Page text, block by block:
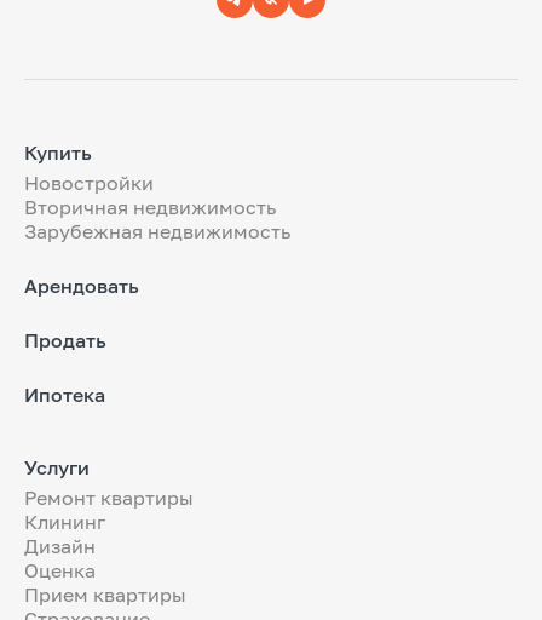
Купить
Новостройки
Вторичная недвижимость
Зарубежная недвижимость
Арендовать
Продать
Ипотека
Услуги
Ремонт квартиры
Клининг
Дизайн
Оценка
Прием квартиры